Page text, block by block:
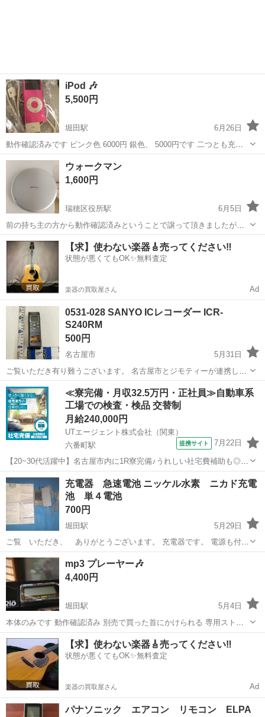
iPod 🎶
5,500円
堀田駅
6月26日
動作確認済みです ピンク色 6000円 銀色、 5000円です 二つとも充電
ケーブルあります 第何世代のiPodか不明です 余談で個人的な話になり
ますが、 正直ありきたりの歌詞の音楽聴くよりも ユーチュウブ...
愛知 名古屋市 堀田駅
ウォークマン
1,600円
瑞穂区役所駅
6月5日
前の持ち主の方から動作確認済みということで譲って頂きましたが、
使用することはありませんでした。 現状渡し 本体のみ。
愛知 名古屋市 瑞穂区役所駅 ポータブルプレーヤー
ウォークマン
【求】使わない楽器🎸売ってください‼️
状態が悪くてもOK✨無料査定
楽器の買取屋さん Ad
0531-028 SANYO ICレコーダー ICR-
S240RM
500円
名古屋市
5月31日
ご覧いただき有り難うございます。 名古屋市とジモティーが連携して
運営しています。 粗⼤ごみ等の減量を⽬的にまだ使えるものをリユー
スしています。 ★★★★★ ご自宅にある不要品を是非ジモティースポ
ットへお持ち込...
愛知 名古屋市 ポータブルプレーヤー リユース
≪寮完備・月収32.5万円・正社員≫自動車系
工場での検査・検品 交替制
月給240,000円
UTエージェント株式会社（関東）
六番町駅
提携サイト 7月22日
【20~30代活躍中】名古屋市内に1R寮完備♪うれしい社宅費補助も◎未
経験でもしっかり稼げる高収入ワーク☆コツモク派におすすめの組立
＆検査☆正社員登用制度あり《Javz1C》 詳細情報 ＜自動車エンジン
の組立・加工＞ 電気...
愛知 名古屋市 六番町駅 その他
充電器 急速電池 ニッケル水素 ニカド充電
池 単４電池
700円
堀田駅
5月29日
ご覧 いただき、 ありがとうございます。 充電器です。 電源も付い
ているので、単四電池タイプ 4本をセットしてスイッチを押すと、充
電されます。 電池にやさしいゆっくり充電です。電池の寿命が長く持
つことができます。 ...
愛知 名古屋市 堀田駅 ポータブルプレーヤー
カインズホーム
mp3 プレーヤー🎶
4,400円
堀田駅
5月4日
本体のみです 動作確認済み 別売で買った首にかけられる 専用ストラ
ップも、おつけします
愛知 名古屋市 堀田駅 ポータブルプレーヤー
キャンプ場
【求】使わない楽器🎸売ってください‼️
状態が悪くてもOK✨無料査定
楽器の買取屋さん Ad
パナソニック エアコン リモコン ELPA